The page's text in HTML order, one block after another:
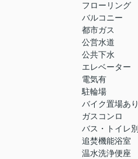
フローリング
バルコニー
都市ガス
公営水道
公共下水
エレベーター
電気有
駐輪場
バイク置場あり
ガスコンロ
バス・トイレ別
追焚機能浴室
温水洗浄便座